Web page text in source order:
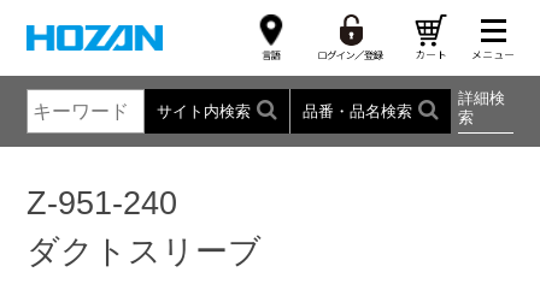
サイト内検索 品番・品名検索
詳細検
索
Z-951-240
ダクトスリーブ